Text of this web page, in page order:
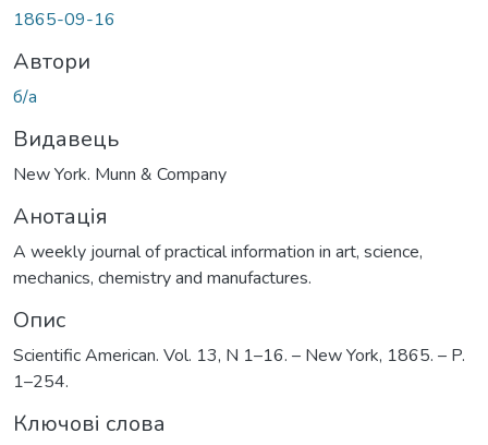
1865-09-16
Автори
б/а
Видавець
New York. Munn & Company
Анотація
A weekly journal of practical information in art, science,
mechanics, chemistry and manufactures.
Опис
Scientific American. Vol. 13, N 1–16. – New York, 1865. – P.
1–254.
Ключові слова